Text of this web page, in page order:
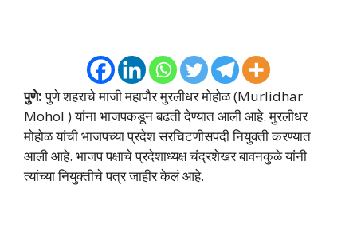
पुणे:पुणे शहराचे माजी महापौर मुरलीधर मोहोळ (Murlidhar
Mohol ) यांना भाजपकडून बढती देण्यात आली आहे. मुरलीधर
मोहोळ यांची भाजपच्या प्रदेश सरचिटणीसपदी नियुक्ती करण्यात
आली आहे. भाजप पक्षाचे प्रदेशाध्यक्ष चंद्रशेखर बावनकुळे यांनी
त्यांच्या नियुक्तीचे पत्र जाहीर केलं आहे.